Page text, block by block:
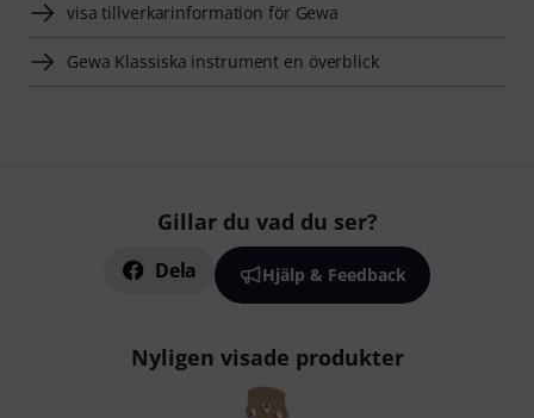
visa tillverkarinformation för Gewa
Gewa Klassiska instrument en överblick
Gillar du vad du ser?
Dela Hjälp & Feedback
Nyligen visade produkter